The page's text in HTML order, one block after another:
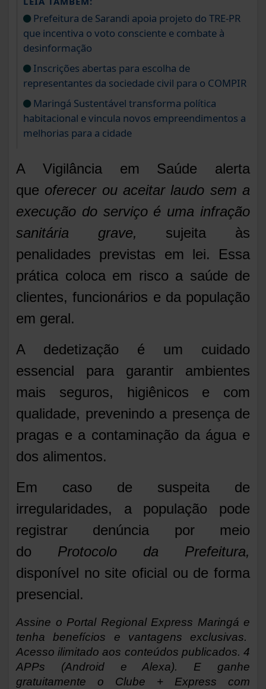
Prefeitura de Sarandi apoia projeto do TRE-PR
que incentiva o voto consciente e combate à
desinformação
Inscrições abertas para escolha de
representantes da sociedade civil para o COMPIR
Maringá Sustentável transforma política
habitacional e vincula novos empreendimentos a
melhorias para a cidade
A Vigilância em Saúde alerta
que oferecer ou aceitar laudo sem a
execução do serviço é uma infração
sanitária grave,
sujeita às
penalidades previstas em lei. Essa
prática coloca em risco a saúde de
clientes, funcionários e da população
em geral.
A dedetização é um cuidado
essencial para garantir ambientes
mais seguros, higiênicos e com
qualidade, prevenindo a presença de
pragas e a contaminação da água e
dos alimentos.
Em caso de suspeita de
irregularidades, a população pode
registrar denúncia por meio
do
Protocolo da Prefeitura,
disponível no site oficial ou de forma
presencial.
Assine o Portal Regional Express Maringá e
tenha benefícios e vantagens exclusivas.
Acesso ilimitado aos conteúdos publicados. 4
APPs (Android e Alexa). E ganhe
gratuitamente o Clube + Express com